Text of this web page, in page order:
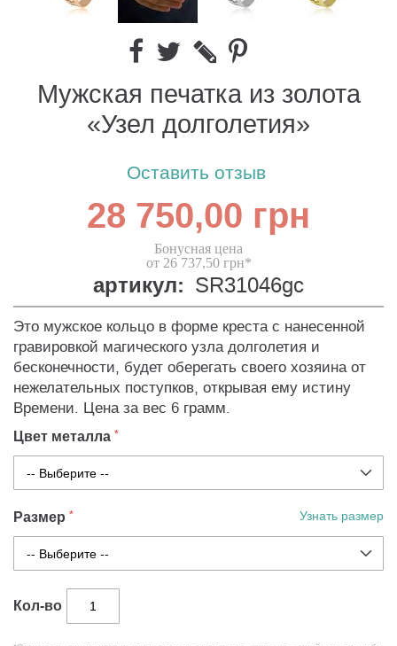
Мужская печатка из золота
«Узел долголетия»
Оставить отзыв
28 750,00 грн
Бонусная цена
от 26 737,50 грн*
артикул: SR31046gc
Это мужское кольцо в форме креста с нанесенной
гравировкой магического узла долголетия и
бесконечности, будет оберегать своего хозяина от
нежелательных поступков, открывая ему истину
Времени. Цена за вес 6 грамм.
Цвет металла
Размер Узнать размер
Кол-во